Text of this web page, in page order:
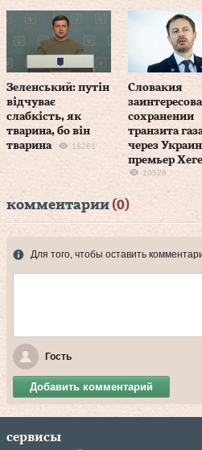
Зеленський: путін
відчуває
слабкість, як
тварина, бо він
тварина
18261
Словакия
сохранении
транзита
через
премьер
10528
комментарии (0)
Для того, чтобы оставить
Гость
Добавить комментарий
сервисы